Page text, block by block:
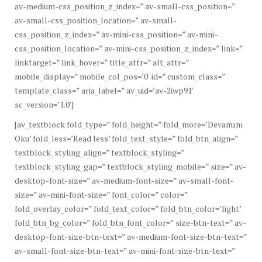
av-medium-css_position_z_index=” av-small-css_position=”
av-small-css_position_location=” av-small-
css_position_z_index=” av-mini-css_position=” av-mini-
css_position_location=” av-mini-css_position_z_index=” link=”
linktarget=” link_hover=” title_attr=” alt_attr=”
mobile_display=” mobile_col_pos=’0′ id=” custom_class=”
template_class=” aria_label=” av_uid=’av-2iwp91′
sc_version=’1.0′]
[av_textblock fold_type=” fold_height=” fold_more=’Devamını
Oku’ fold_less=’Read less’ fold_text_style=” fold_btn_align=”
textblock_styling_align=” textblock_styling=”
textblock_styling_gap=” textblock_styling_mobile=” size=” av-
desktop-font-size=” av-medium-font-size=” av-small-font-
size=” av-mini-font-size=” font_color=” color=”
fold_overlay_color=” fold_text_color=” fold_btn_color=’light’
fold_btn_bg_color=” fold_btn_font_color=” size-btn-text=” av-
desktop-font-size-btn-text=” av-medium-font-size-btn-text=”
av-small-font-size-btn-text=” av-mini-font-size-btn-text=”